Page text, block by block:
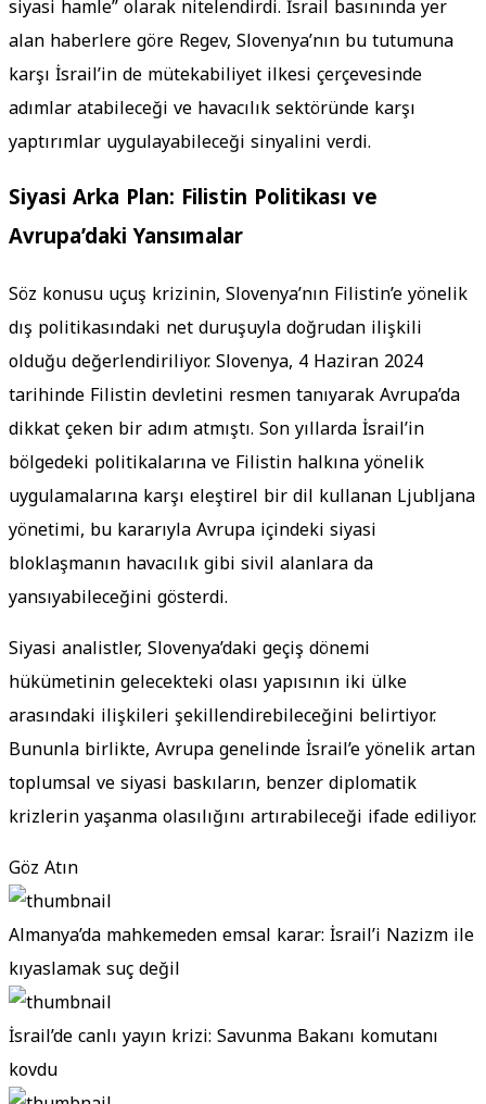
siyasi hamle” olarak nitelendirdi. İsrail basınında yer
alan haberlere göre Regev, Slovenya’nın bu tutumuna
karşı İsrail’in de mütekabiliyet ilkesi çerçevesinde
adımlar atabileceği ve havacılık sektöründe karşı
yaptırımlar uygulayabileceği sinyalini verdi.
Siyasi Arka Plan: Filistin Politikası ve
Avrupa’daki Yansımalar
Söz konusu uçuş krizinin, Slovenya’nın Filistin’e yönelik
dış politikasındaki net duruşuyla doğrudan ilişkili
olduğu değerlendiriliyor. Slovenya, 4 Haziran 2024
tarihinde Filistin devletini resmen tanıyarak Avrupa’da
dikkat çeken bir adım atmıştı. Son yıllarda İsrail’in
bölgedeki politikalarına ve Filistin halkına yönelik
uygulamalarına karşı eleştirel bir dil kullanan Ljubljana
yönetimi, bu kararıyla Avrupa içindeki siyasi
bloklaşmanın havacılık gibi sivil alanlara da
yansıyabileceğini gösterdi.
Siyasi analistler, Slovenya’daki geçiş dönemi
hükümetinin gelecekteki olası yapısının iki ülke
arasındaki ilişkileri şekillendirebileceğini belirtiyor.
Bununla birlikte, Avrupa genelinde İsrail’e yönelik artan
toplumsal ve siyasi baskıların, benzer diplomatik
krizlerin yaşanma olasılığını artırabileceği ifade ediliyor.
Göz Atın
Almanya’da mahkemeden emsal karar: İsrail’i Nazizm ile
kıyaslamak suç değil
İsrail’de canlı yayın krizi: Savunma Bakanı komutanı
kovdu